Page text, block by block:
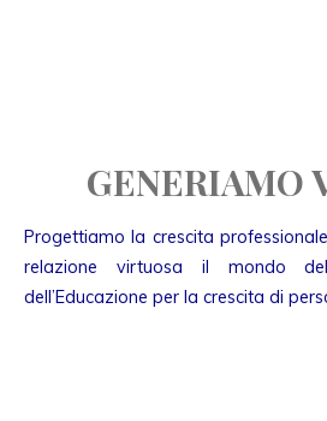
GENERIAMO
Progettiamo la crescita
relazione virtuosa il mondo
dell’Educazione per la crescita di